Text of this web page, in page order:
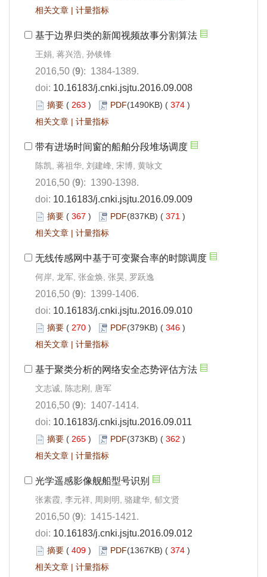
相关文章 | 计量指标
基于边界归类的新闻视频故事分割算法
王娟, 蒋兴浩, 孙锬锋
2016,50 (9): 1384-1389.
doi: 10.16183/j.cnki.jsjtu.2016.09.008
摘要 ( 263 ) PDF(1490KB) ( 374 )
相关文章 | 计量指标
带有进场时间窗的船舶分段堆场调度
陈凯, 蒋祖华, 刘建峰, 宋博, 黄咏文
2016,50 (9): 1390-1398.
doi: 10.16183/j.cnki.jsjtu.2016.09.009
摘要 ( 367 ) PDF(837KB) ( 371 )
相关文章 | 计量指标
无线传感网中基于可变聚合率的时隙调度
何岸, 龙军, 张金焕, 张昊, 罗跃逸
2016,50 (9): 1399-1406.
doi: 10.16183/j.cnki.jsjtu.2016.09.010
摘要 ( 270 ) PDF(379KB) ( 346 )
相关文章 | 计量指标
基于聚类分析的网络安全态势评估方法
文志诚, 陈志刚, 唐军
2016,50 (9): 1407-1414.
doi: 10.16183/j.cnki.jsjtu.2016.09.011
摘要 ( 265 ) PDF(373KB) ( 362 )
相关文章 | 计量指标
光学遥感影像舰船型号识别
张素霞, 李元祥, 周则明, 骆建华, 郁文贤
2016,50 (9): 1415-1421.
doi: 10.16183/j.cnki.jsjtu.2016.09.012
摘要 ( 409 ) PDF(1367KB) ( 374 )
相关文章 | 计量指标